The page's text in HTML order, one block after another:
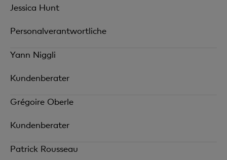
Jessica Hunt
Personalverantwortliche
Yann Niggli
Kundenberater
Grégoire Oberle
Kundenberater
Patrick Rousseau